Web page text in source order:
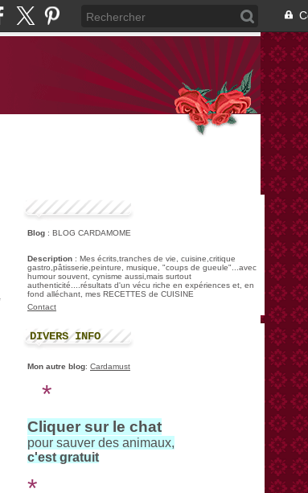
Blog : BLOG CARDAMOME
Description : Mes écrits,tranches de vie, cuisine,critique
gastro,pâtisserie,peinture, musique, "coups de gueule"...avec
humour souvent, cynisme aussi,mais surtout
authenticité....résultats d'un vécu riche en expériences et, en
fond alléchant, mes RECETTES de CUISINE
Contact
DIVERS INFO
Mon autre blog: Cardamust
*
Cliquer sur le chat
pour sauver des animaux,
c'est gratuit